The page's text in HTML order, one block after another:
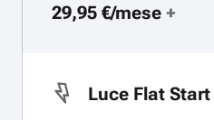
29,95 €/mese +
Luce Flat Start